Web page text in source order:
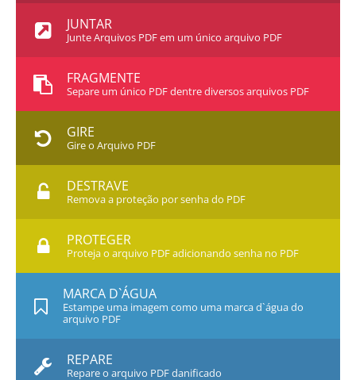
JUNTAR
Junte Arquivos PDF em um único arquivo PDF
FRAGMENTE
Separe um único PDF dentre diversos arquivos PDF
GIRE
Gire o Arquivo PDF
DESTRAVE
Remova a proteção por senha do PDF
PROTEGER
Proteja o arquivo PDF adicionando senha no PDF
MARCA D`ÁGUA
Estampe uma imagem como uma marca d`água do
arquivo PDF
REPARE
Repare o arquivo PDF danificado